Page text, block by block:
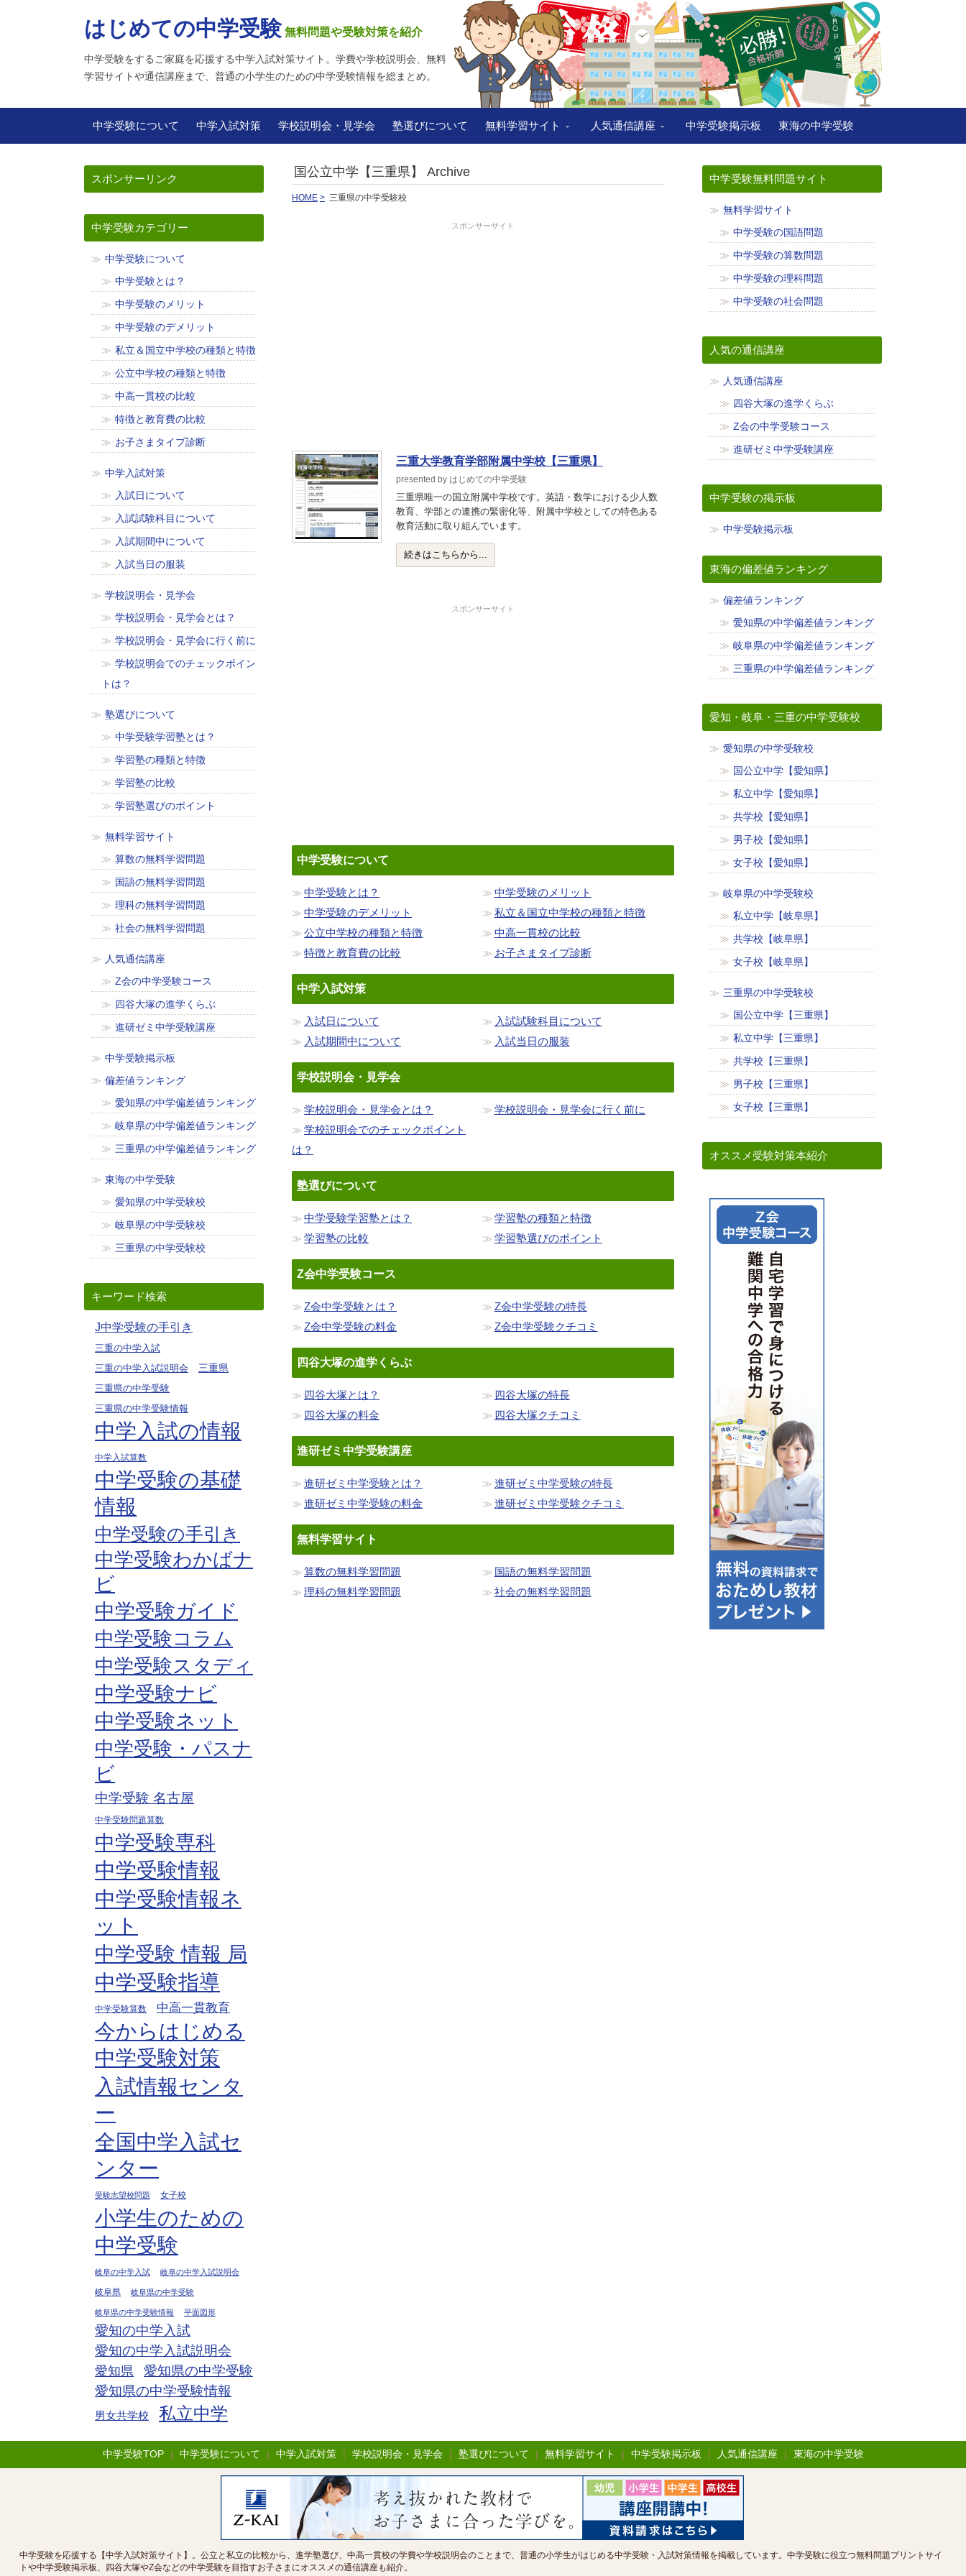
はじめての中学受験 無料問題や受験対策を紹介
中学受験をするご家庭を応援する中学入試対策サイト。学費や学校説明会、無料
学習サイトや通信講座まで、普通の小学生のための中学受験情報を総まとめ。
中学受験について 中学入試対策 学校説明会・見学会 塾選びについて 無料学習サイト 人気通信講座 中学受験掲示板 東海の中学受験
国公立中学【三重県】 Archive
HOME 三重県の中学受験校
スポンサーサイト
三重大学教育学部附属中学校【三重県】
presented by はじめての中学受験
三重県唯一の国立附属中学校です。英語・数学における少人数
教育、学部との連携の緊密化等、附属中学校としての特色ある
教育活動に取り組んでいます。
続きはこちらから...
スポンサーサイト
中学受験について
中学受験とは？
中学受験のメリット
中学受験のデメリット
私立＆国立中学校の種類と特徴
公立中学校の種類と特徴
中高一貫校の比較
特徴と教育費の比較
お子さまタイプ診断
中学入試対策
入試日について
入試試験科目について
入試期間中について
入試当日の服装
学校説明会・見学会
学校説明会・見学会とは？
学校説明会・見学会に行く前に
学校説明会でのチェックポイント
は？
塾選びについて
中学受験学習塾とは？
学習塾の種類と特徴
学習塾の比較
学習塾選びのポイント
Z会中学受験コース
Z会中学受験とは？
Z会中学受験の特長
Z会中学受験の料金
Z会中学受験クチコミ
四谷大塚の進学くらぶ
四谷大塚とは？
四谷大塚の特長
四谷大塚の料金
四谷大塚クチコミ
進研ゼミ中学受験講座
進研ゼミ中学受験とは？
進研ゼミ中学受験の特長
進研ゼミ中学受験の料金
進研ゼミ中学受験クチコミ
無料学習サイト
算数の無料学習問題
国語の無料学習問題
理科の無料学習問題
社会の無料学習問題
スポンサーリンク
中学受験カテゴリー
中学受験について
中学受験とは？
中学受験のメリット
中学受験のデメリット
私立＆国立中学校の種類と特徴
公立中学校の種類と特徴
中高一貫校の比較
特徴と教育費の比較
お子さまタイプ診断
中学入試対策
入試日について
入試試験科目について
入試期間中について
入試当日の服装
学校説明会・見学会
学校説明会・見学会とは？
学校説明会・見学会に行く前に
学校説明会でのチェックポイン
トは？
塾選びについて
中学受験学習塾とは？
学習塾の種類と特徴
学習塾の比較
学習塾選びのポイント
無料学習サイト
算数の無料学習問題
国語の無料学習問題
理科の無料学習問題
社会の無料学習問題
人気通信講座
Z会の中学受験コース
四谷大塚の進学くらぶ
進研ゼミ中学受験講座
中学受験掲示板
偏差値ランキング
愛知県の中学偏差値ランキング
岐阜県の中学偏差値ランキング
三重県の中学偏差値ランキング
東海の中学受験
愛知県の中学受験校
岐阜県の中学受験校
三重県の中学受験校
キーワード検索
J中学受験の手引き
三重の中学入試
三重の中学入試説明会
三重県
三重県の中学受験
三重県の中学受験情報
中学入試の情報
中学入試算数
中学受験の基礎
情報
中学受験の手引き
中学受験わかばナ
ビ
中学受験ガイド
中学受験コラム
中学受験スタディ
中学受験ナビ
中学受験ネット
中学受験・パスナ
ビ
中学受験 名古屋
中学受験問題算数
中学受験専科
中学受験情報
中学受験情報ネ
ット
中学受験 情報 局
中学受験指導
中学受験算数 中高一貫教育
今からはじめる
中学受験対策
入試情報センタ
ー
全国中学入試セ
ンター
受験志望校問題 女子校
小学生のための
中学受験
岐阜の中学入試 岐阜の中学入試説明会
岐阜県 岐阜県の中学受験
岐阜県の中学受験情報 平面図形
愛知の中学入試
愛知の中学入試説明会
愛知県
愛知県の中学受験
愛知県の中学受験情報
男女共学校 私立中学
中学受験無料問題サイト
無料学習サイト
中学受験の国語問題
中学受験の算数問題
中学受験の理科問題
中学受験の社会問題
人気の通信講座
人気通信講座
四谷大塚の進学くらぶ
Z会の中学受験コース
進研ゼミ中学受験講座
中学受験の掲示板
中学受験掲示板
東海の偏差値ランキング
偏差値ランキング
愛知県の中学偏差値ランキング
岐阜県の中学偏差値ランキング
三重県の中学偏差値ランキング
愛知・岐阜・三重の中学受験校
愛知県の中学受験校
国公立中学【愛知県】
私立中学【愛知県】
共学校【愛知県】
男子校【愛知県】
女子校【愛知県】
岐阜県の中学受験校
私立中学【岐阜県】
共学校【岐阜県】
女子校【岐阜県】
三重県の中学受験校
国公立中学【三重県】
私立中学【三重県】
共学校【三重県】
男子校【三重県】
女子校【三重県】
オススメ受験対策本紹介
中学受験TOP | 中学受験について | 中学入試対策 | 学校説明会・見学会 | 塾選びについて | 無料学習サイト | 中学受験掲示板 | 人気通信講座 | 東海の中学受験
中学受験を応援する【中学入試対策サイト】。公立と私立の比較から、進学塾選び、中高一貫校の学費や学校説明会のことまで、普通の小学生がはじめる中学受験・入試対策情報を掲載しています。中学受験に役立つ無料問題プリントサイ
トや中学受験掲示板、四谷大塚やZ会などの中学受験を目指すお子さまにオススメの通信講座も紹介。